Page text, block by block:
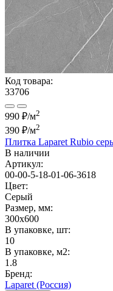
Код товара:
33706
990 ₽/м2
390 ₽/м2
Плитка Laparet Rubio
В наличии
Артикул:
00-00-5-18-01-06-3618
Цвет:
Серый
Размер, мм:
300x600
В упаковке, шт:
10
В упаковке, м2:
1.8
Бренд:
Laparet (Россия)